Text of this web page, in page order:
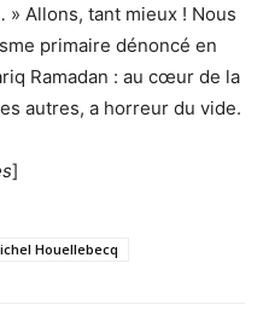
» Allons, tant mieux ! Nous
primaire dénoncé en
Ramadan : au cœur de la
autres, a horreur du vide.
]
Houellebecq